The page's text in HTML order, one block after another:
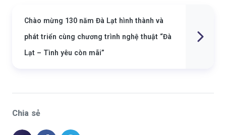
Chào mừng 130 năm Đà Lạt hình thành và
phát triển cùng chương trình nghệ thuật “Đà
Lạt – Tình yêu còn mãi”
Chia sẻ